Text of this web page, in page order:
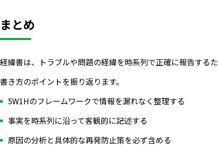
まとめ
経緯書は、トラブルや問題の経緯を時系列で正確に報告する
書き方のポイントを振り返ります。
5W1Hのフレームワークで情報を漏れなく整理する
事実を時系列に沿って客観的に記述する
原因の分析と具体的な再発防止策を必ず含める